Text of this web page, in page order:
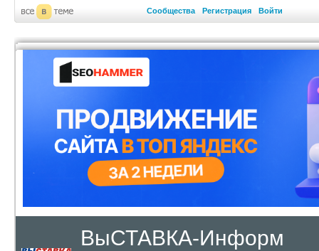
Сообщества Регистрация Войти
ВыСТАВКА-Информ